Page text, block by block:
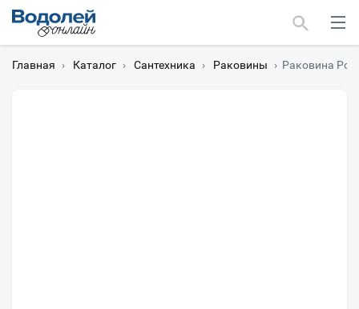
Главная › Каталог › Сантехника › Раковины › Раковина